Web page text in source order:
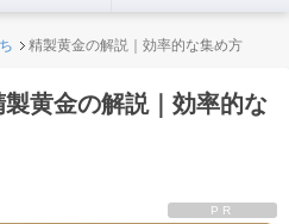
精製黄金の解説｜効率的な集め方
製黄金の解説｜効率的な
PR